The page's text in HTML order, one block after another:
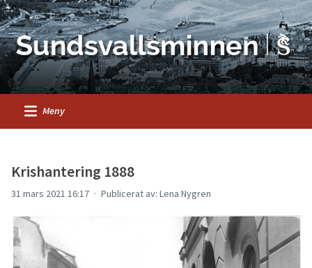
Meny
Krishantering 1888
31 mars 2021 16:17 Publicerat av: Lena Nygren